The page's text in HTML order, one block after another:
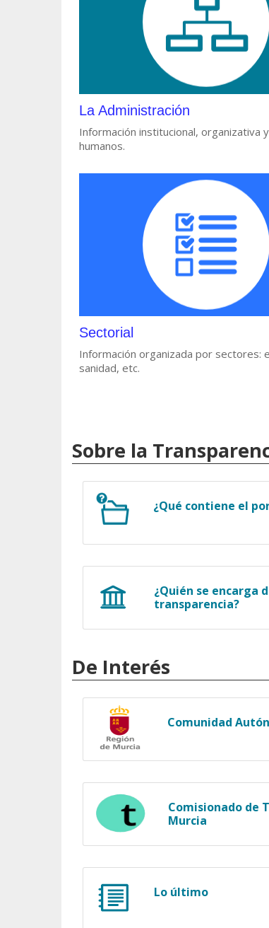
La Administración
Información institucional, organizativa
humanos.
Sectorial
Información organizada por sectores:
sanidad, etc.
Sobre la
¿Qué contiene el
¿Quién se encarga
transparencia?
De Interés
Comunidad
Comisionado de
Murcia
Lo último